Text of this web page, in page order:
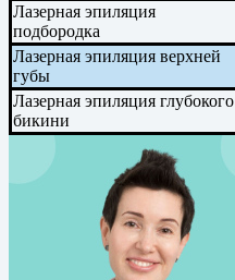
Лазерная эпиляция
подбородка
Лазерная эпиляция верхней
губы
Лазерная эпиляция глубокого
бикини